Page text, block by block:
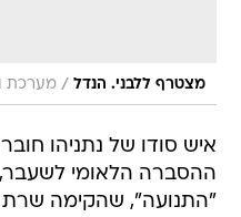
מצטרף ללבני. הנדל / מערכת
איש סודו של נתניהו
ההסברה הלאומי לשעבר,
"התנועה", שהקימה שרת